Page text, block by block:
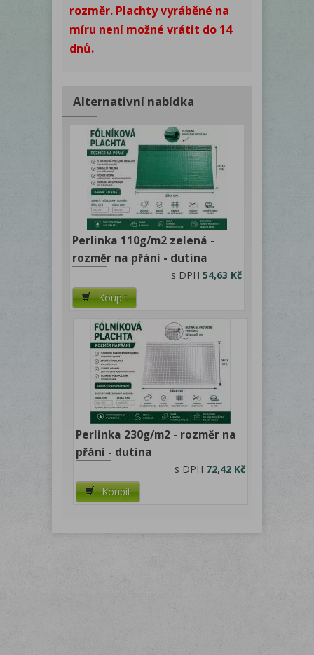
rozměr. Plachty vyráběné na
míru není možné vrátit do 14
dnů.
Alternativní nabídka
Perlinka 110g/m2 zelená -
rozměr na přání - dutina
s DPH 54,63 Kč
Koupit
Perlinka 230g/m2 - rozměr na
přání - dutina
s DPH 72,42 Kč
Koupit